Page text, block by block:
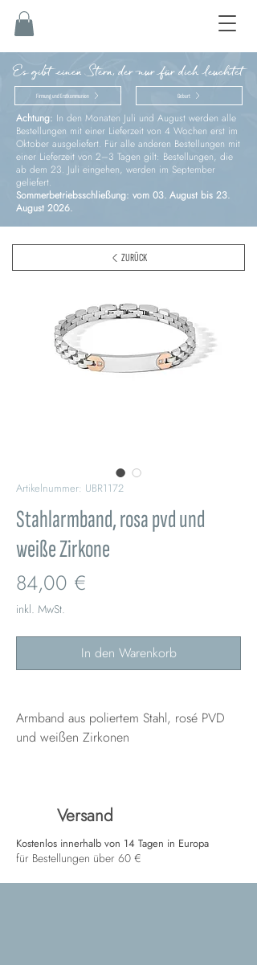
Es gibt einen Stern, der nur für dich leuchtet
Firmung und Erstkommunion Geburt
Achtung: In den Monaten Juli und August werden alle
Bestellungen mit einer Lieferzeit von 4 Wochen erst im
Oktober ausgeliefert. Für alle anderen Bestellungen mit
einer Lieferzeit von 2–3 Tagen gilt: Bestellungen, die
ab dem 23. Juli eingehen, werden im September
geliefert.
Sommerbetriebsschließung: vom 03. August bis 23.
August 2026.
Artikelnummer: UBR1172
Stahlarmband, rosa pvd und
weiße Zirkone
84,00 €
inkl. MwSt.
In den Warenkorb
Armband aus poliertem Stahl, rosé PVD
und weißen Zirkonen
ZURÜCK
Versand
Kostenlos innerhalb von 14 Tagen in Europa
für Bestellungen über 60 €